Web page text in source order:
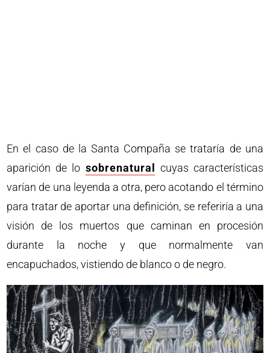
En el caso de la Santa Compaña se trataría de una
aparición de lo sobrenatural
cuyas características
varían de una leyenda a otra, pero acotando el término
para tratar de aportar una definición, se referiría a una
visión de los muertos que caminan en procesión
durante la noche y que normalmente van
encapuchados, vistiendo de blanco o de negro.